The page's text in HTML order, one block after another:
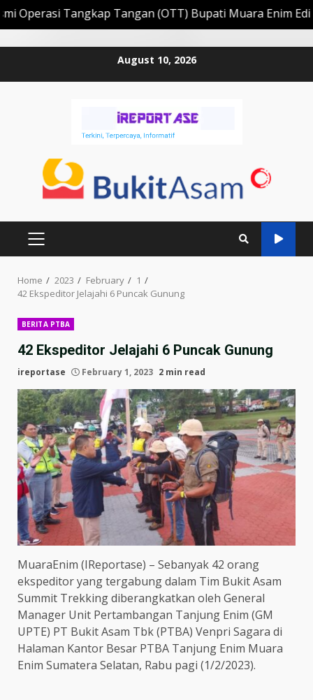
Tangan (OTT) Bupati Muara Enim Edison Berikut
August 10, 2026
PRIMARY
Home 2023 February
1
42 Ekspeditor Jelajahi 6 Puncak Gunung
BERITA PTBA
42 Ekspeditor Jelajahi 6 Puncak Gunung
ireportase February 1, 2023 2 min read
MuaraEnim (IReportase) – Sebanyak 42 orang
ekspeditor yang tergabung dalam Tim Bukit Asam
Summit Trekking diberangkatkan oleh General
Manager Unit Pertambangan Tanjung Enim (GM
UPTE) PT Bukit Asam Tbk (PTBA) Venpri Sagara di
Halaman Kantor Besar PTBA Tanjung Enim Muara
Enim Sumatera Selatan, Rabu pagi (1/2/2023).